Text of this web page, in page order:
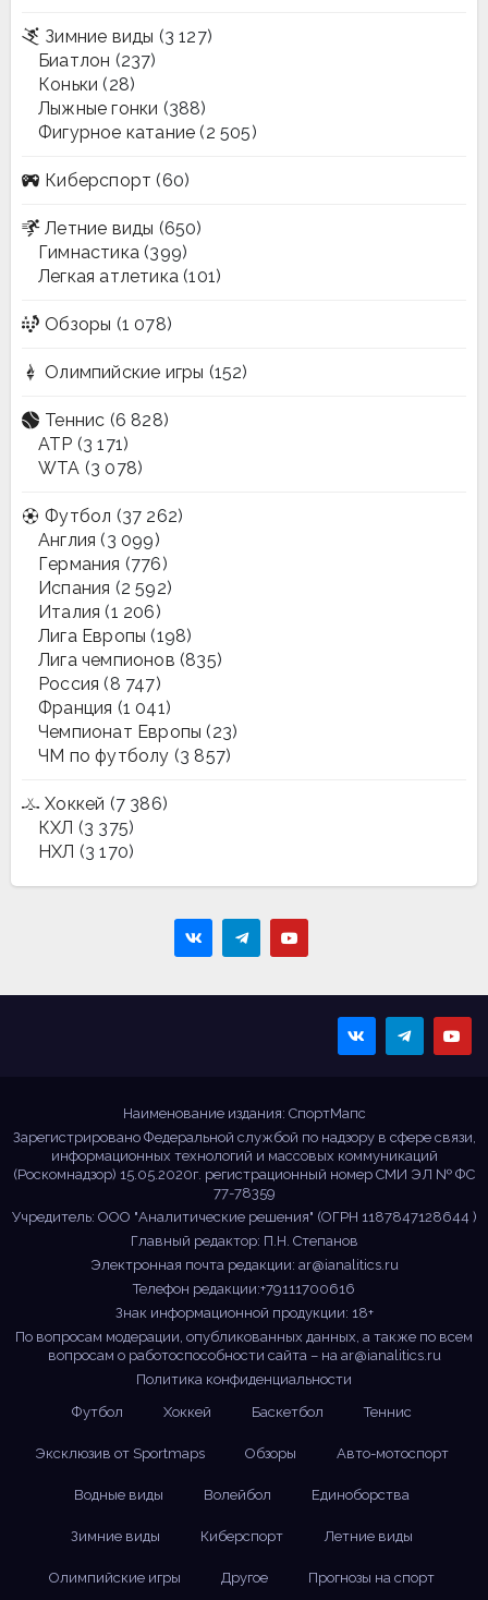
Зимние виды (3 127)
Биатлон (237)
Коньки (28)
Лыжные гонки (388)
Фигурное катание (2 505)
Киберспорт (60)
Летние виды (650)
Гимнастика (399)
Легкая атлетика (101)
Обзоры (1 078)
Олимпийские игры (152)
Теннис (6 828)
ATP (3 171)
WTA (3 078)
Футбол (37 262)
Англия (3 099)
Германия (776)
Испания (2 592)
Италия (1 206)
Лига Европы (198)
Лига чемпионов (835)
Россия (8 747)
Франция (1 041)
Чемпионат Европы (23)
ЧМ по футболу (3 857)
Хоккей (7 386)
КХЛ (3 375)
НХЛ (3 170)
Наименование издания: СпортМапс
Зарегистрировано Федеральной службой по надзору в сфере связи,
информационных технологий и массовых коммуникаций
(Роскомнадзор) 15.05.2020г. регистрационный номер СМИ ЭЛ № ФС
77-78359
Учредитель: ООО "Аналитические решения" (ОГРН 1187847128644 )
Главный редактор: П.Н. Степанов
Электронная почта редакции: ar@ianalitics.ru
Телефон редакции:+79111700616
Знак информационной продукции: 18+
По вопросам модерации, опубликованных данных, а также по всем
вопросам о работоспособности сайта – на ar@ianalitics.ru
Политика конфиденциальности
Футбол
Хоккей Баскетбол Теннис
Эксклюзив от Sportmaps Обзоры Авто-мотоспорт
Водные виды Волейбол Единоборства
Зимние виды Киберспорт Летние виды
Олимпийские игры Другое Прогнозы на спорт